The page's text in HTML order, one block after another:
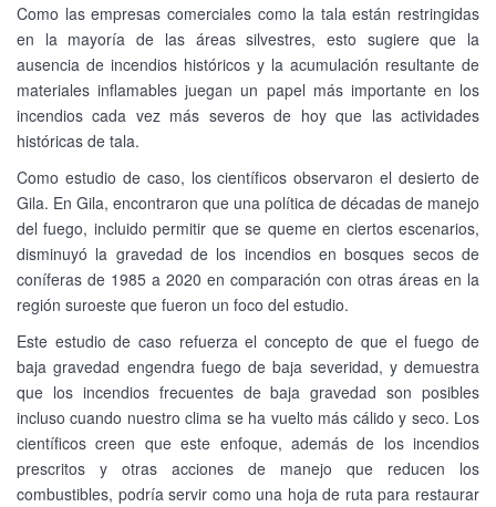
Como las empresas comerciales como la tala están restringidas
en la mayoría de las áreas silvestres, esto sugiere que la
ausencia de incendios históricos y la acumulación resultante de
materiales inflamables juegan un papel más importante en los
incendios cada vez más severos de hoy que las actividades
históricas de tala.
Como estudio de caso, los científicos observaron el desierto de
Gila. En Gila, encontraron que una política de décadas de manejo
del fuego, incluido permitir que se queme en ciertos escenarios,
disminuyó la gravedad de los incendios en bosques secos de
coníferas de 1985 a 2020 en comparación con otras áreas en la
región suroeste que fueron un foco del estudio.
Este estudio de caso refuerza el concepto de que el fuego de
baja gravedad engendra fuego de baja severidad, y demuestra
que los incendios frecuentes de baja gravedad son posibles
incluso cuando nuestro clima se ha vuelto más cálido y seco. Los
científicos creen que este enfoque, además de los incendios
prescritos y otras acciones de manejo que reducen los
combustibles, podría servir como una hoja de ruta para restaurar